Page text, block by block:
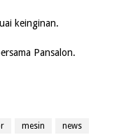
keinginan.
Pansalon.
mesin news